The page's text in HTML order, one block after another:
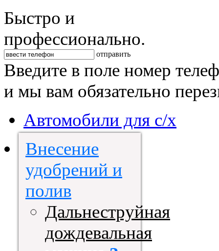
Быстро и
профессионально.
отправить
Введите в поле номер
и мы вам обязательно
Автомобили для с/х
Внесение
удобрений и
полив
Дальнеструйная
дождевальная